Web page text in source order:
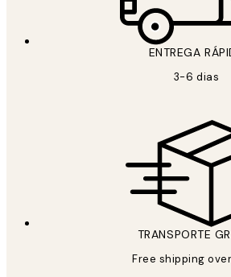
ENTREGA
3-6 dias
TRANSPORTE
Free shipping